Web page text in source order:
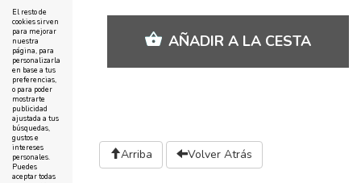
AÑADIR A LA CESTA
Arriba Volver Atrás
El resto de
cookies sirven
para mejorar
nuestra
página, para
personalizarla
en base a tus
preferencias,
o para poder
mostrarte
publicidad
ajustada a tus
búsquedas,
gustos e
intereses
personales.
Puedes
aceptar todas